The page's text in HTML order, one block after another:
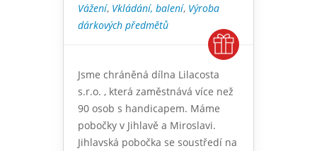
Vážení, Vkládání, balení, Výroba
dárkových předmětů
Jsme chráněná dílna Lilacosta
s.r.o. , která zaměstnává více než
90 osob s handicapem. Máme
pobočky v Jihlavě a Miroslavi.
Jihlavská pobočka se soustředí na